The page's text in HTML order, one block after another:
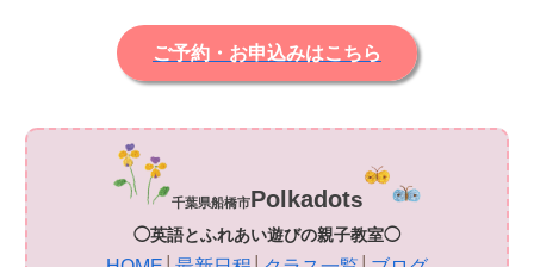
ご予約・お申込みはこちら
千葉県船橋市Polkadots
◯英語とふれあい遊びの親子教室◯